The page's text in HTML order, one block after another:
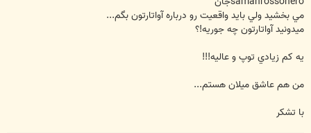
مي بخشيد ولي بايد واقعيت رو درباره آواتارتون بگم...
ميدونيد آواتارتون چه جوريه!؟
يه کم زيادي توپ و عاليه!!!
من هم عاشق ميلان هستم...
با تشکر